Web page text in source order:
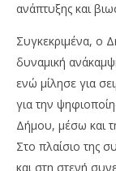
ανάπτυξης και
Συγκεκριμένα, ο
δυναμική
ενώ μίλησε για
για την
Δήμου, μέσω και
Στο πλαίσιο της
και στη στενή